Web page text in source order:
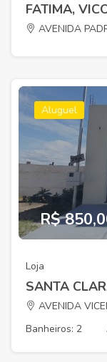
FATIMA,
AVENIDA
Aluguel
R$
Loja
SANTA
AVENIDA
Banheiros: 2